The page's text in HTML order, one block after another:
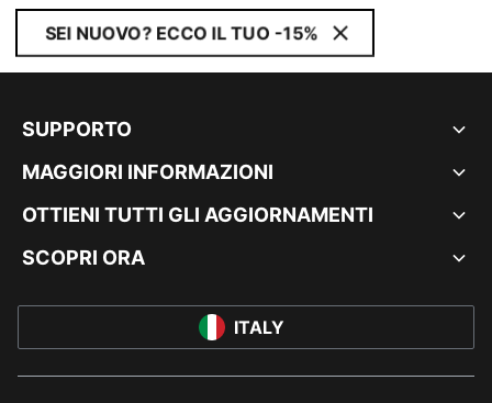
SEI NUOVO? ECCO IL TUO -15%
SUPPORTO
MAGGIORI INFORMAZIONI
OTTIENI TUTTI GLI AGGIORNAMENTI
SCOPRI ORA
ITALY